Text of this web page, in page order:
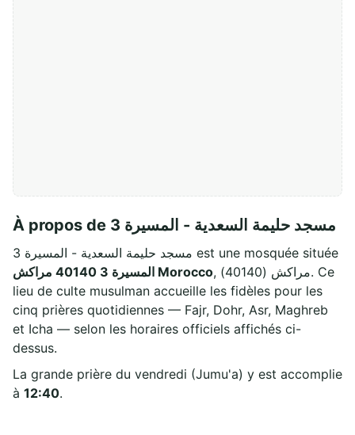
À propos de مسجد حليمة السعدية - المسيرة 3
مسجد حليمة السعدية - المسيرة 3 est une mosquée située
المسيرة 3 40140 مراكش Morocco, مراكش (40140). Ce
lieu de culte musulman accueille les fidèles pour les
cinq prières quotidiennes — Fajr, Dohr, Asr, Maghreb
et Icha — selon les horaires officiels affichés ci-
dessus.
La grande prière du vendredi (Jumu'a) y est accomplie
à 12:40.